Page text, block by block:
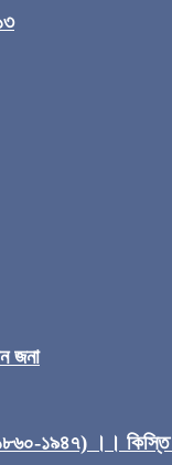
জনা
১৯৪৭) ।।